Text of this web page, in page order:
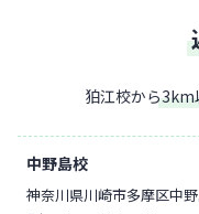
狛江校から3km
中野島校
神奈川県川崎市多摩区中